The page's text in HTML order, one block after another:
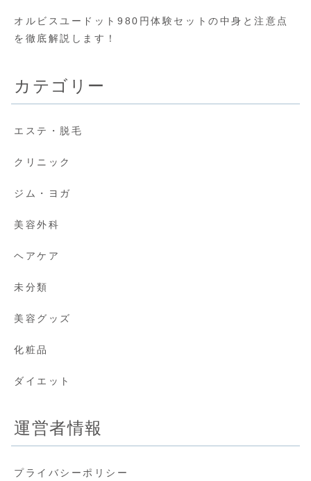
オルビスユードット980円体験セットの中身と注意点
を徹底解説します！
カテゴリー
エステ・脱毛
クリニック
ジム・ヨガ
美容外科
ヘアケア
未分類
美容グッズ
化粧品
ダイエット
運営者情報
プライバシーポリシー